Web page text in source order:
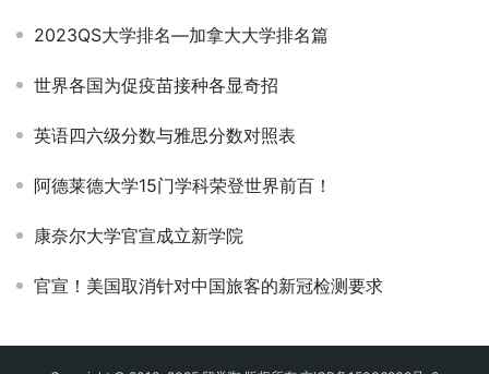
2023QS大学排名—加拿大大学排名篇
世界各国为促疫苗接种各显奇招
英语四六级分数与雅思分数对照表
阿德莱德大学15门学科荣登世界前百！
康奈尔大学官宣成立新学院
官宣！美国取消针对中国旅客的新冠检测要求